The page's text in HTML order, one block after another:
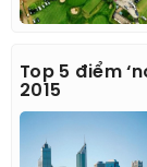
Top 5 điểm
2015